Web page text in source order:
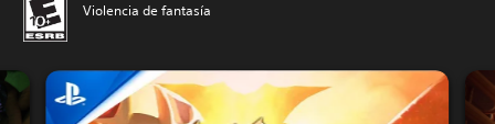
Violencia de fantasía